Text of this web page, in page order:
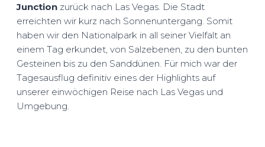
Junctionzurück nach Las Vegas. Die Stadt
erreichten wir kurz nach Sonnenuntergang. Somit
haben wir den Nationalpark in all seiner Vielfalt an
einem Tag erkundet, von Salzebenen, zu den bunten
Gesteinen bis zu den Sanddünen. Für mich war der
Tagesausflug definitiv eines der Highlights auf
unserer einwöchigen Reise nach Las Vegas und
Umgebung.